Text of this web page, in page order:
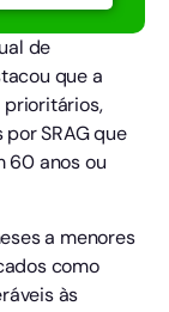
de
que a
SRAG que
60 anos ou
a menores
como
às